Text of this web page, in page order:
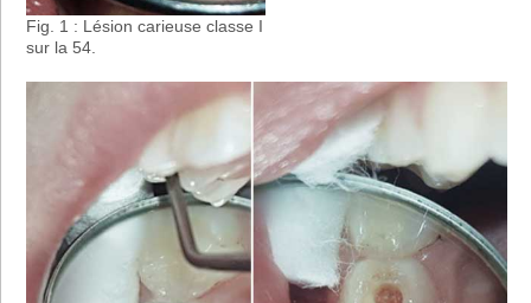
Fig. 1 : Lésion carieuse classe I
sur la 54.